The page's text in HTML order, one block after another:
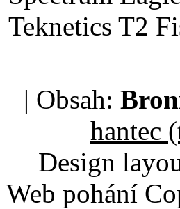
Teknetics T2
| Obsah:
hantec
Design
Web pohání